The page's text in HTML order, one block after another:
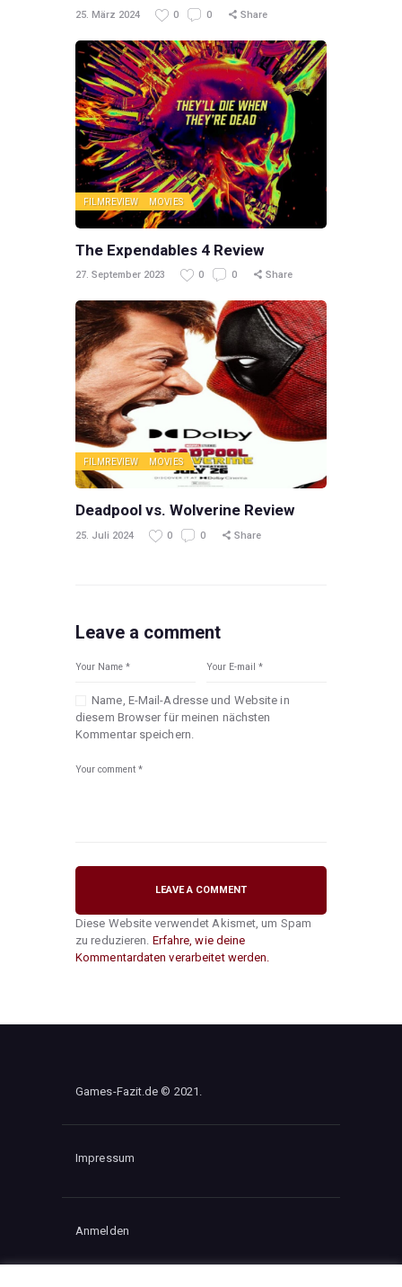
25. März 2024 0 0 Share
FILMREVIEW MOVIES
The Expendables 4 Review
27. September 2023 0 0 Share
FILMREVIEW MOVIES
Deadpool vs. Wolverine Review
25. Juli 2024 0 0 Share
Leave a comment
Name, E-Mail-Adresse und Website in
diesem Browser für meinen nächsten
Kommentar speichern.
Diese Website verwendet Akismet, um Spam
zu reduzieren. Erfahre, wie deine
Kommentardaten verarbeitet werden.
Games-Fazit.de © 2021.
Impressum
Anmelden